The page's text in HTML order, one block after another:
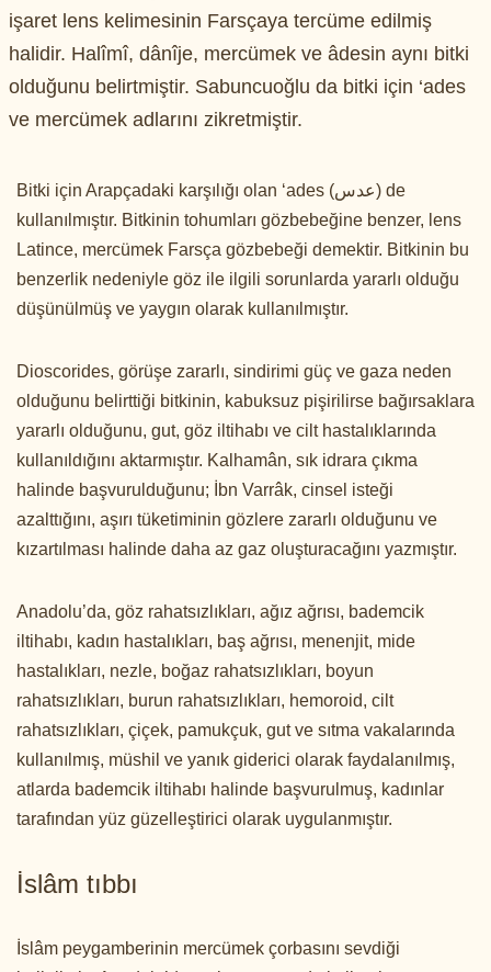
işaret lens kelimesinin Farsçaya tercüme edilmiş
halidir. Halîmî, dânîje, mercümek ve âdesin aynı bitki
olduğunu belirtmiştir. Sabuncuoğlu da bitki için ‘ades
ve mercümek adlarını zikretmiştir.
Bitki için Arapçadaki karşılığı olan ‘ades (عدس) de
kullanılmıştır. Bitkinin tohumları gözbebeğine benzer, lens
Latince, mercümek Farsça gözbebeği demektir. Bitkinin bu
benzerlik nedeniyle göz ile ilgili sorunlarda yararlı olduğu
düşünülmüş ve yaygın olarak kullanılmıştır.
Dioscorides, görüşe zararlı, sindirimi güç ve gaza neden
olduğunu belirttiği bitkinin, kabuksuz pişirilirse bağırsaklara
yararlı olduğunu, gut, göz iltihabı ve cilt hastalıklarında
kullanıldığını aktarmıştır. Kalhamân, sık idrara çıkma
halinde başvurulduğunu; İbn Varrâk, cinsel isteği
azalttığını, aşırı tüketiminin gözlere zararlı olduğunu ve
kızartılması halinde daha az gaz oluşturacağını yazmıştır.
Anadolu’da, göz rahatsızlıkları, ağız ağrısı, bademcik
iltihabı, kadın hastalıkları, baş ağrısı, menenjit, mide
hastalıkları, nezle, boğaz rahatsızlıkları, boyun
rahatsızlıkları, burun rahatsızlıkları, hemoroid, cilt
rahatsızlıkları, çiçek, pamukçuk, gut ve sıtma vakalarında
kullanılmış, müshil ve yanık giderici olarak faydalanılmış,
atlarda bademcik iltihabı halinde başvurulmuş, kadınlar
tarafından yüz güzelleştirici olarak uygulanmıştır.
İslâm tıbbı
İslâm peygamberinin mercümek çorbasını sevdiği